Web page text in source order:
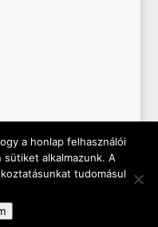
Association of
a honlap felhasználói
alkalmazunk. A
tudomásul